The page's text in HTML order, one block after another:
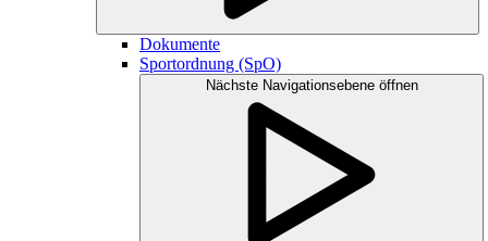
Dokumente
Sportordnung (SpO)
Nächste Navigationsebene öffnen